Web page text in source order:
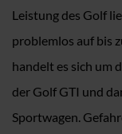
Leistung des Golf
problemlos auf bis
handelt es sich um
der Golf GTI und
Sportwagen.